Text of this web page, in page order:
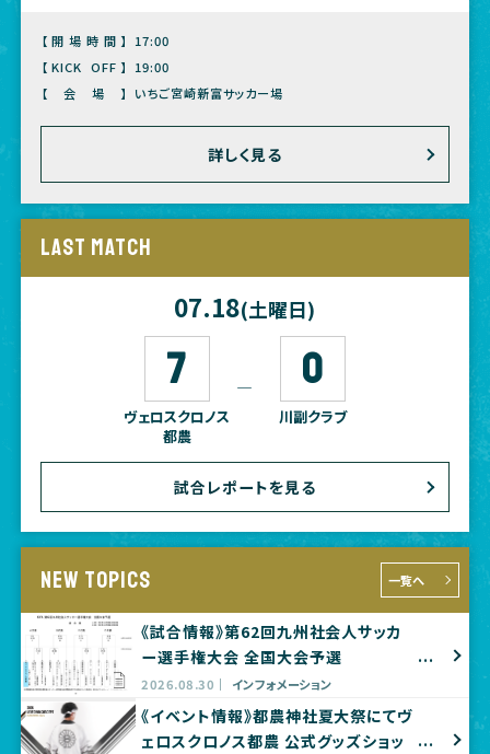
【開場時間】
17:00
【KICK OFF】
19:00
【会場】
いちご宮崎新富サッカー場
詳しく見る
LAST MATCH
07.18(土曜日)
7
ヴェロスクロノス
都農
― 0
川副クラブ
試合レポートを見る
NEW TOPICS 一覧へ
《試合情報》第62回九州社会人サッカ
ー選手権大会 全国大会予選
2026.08.30 インフォメーション
《イベント情報》都農神社夏大祭にてヴ
ェロスクロノス都農 公式グッズショッ